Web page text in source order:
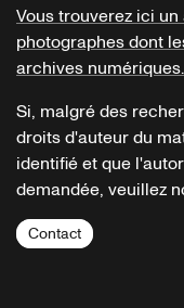
Vous trouverez ici
photographes dont
archives numériques.
Si, malgré des
droits d'auteur du
identifié et que
demandée, veuillez
Contact